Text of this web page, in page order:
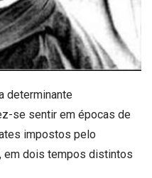
determinante
se sentir em épocas de
impostos pelo
, em dois tempos distintos